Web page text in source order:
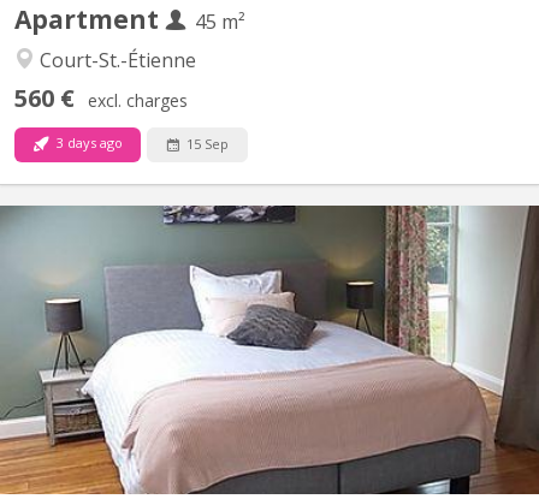
Apartment
45 m²
Court-St.-Étienne
560 € excl. charges
3 days ago 15 Sep
KV 1166
4 comfortable furnished rooms in an idyllic setting: 2 bedrooms
with private bathroom and 2 bedrooms with shared bathroom
(variable prices) In the countryside while being close to major
axes: * 15 min from LLN * 35 minutes from Brussels * 2 km
from Villers la Ville train station Parking +...